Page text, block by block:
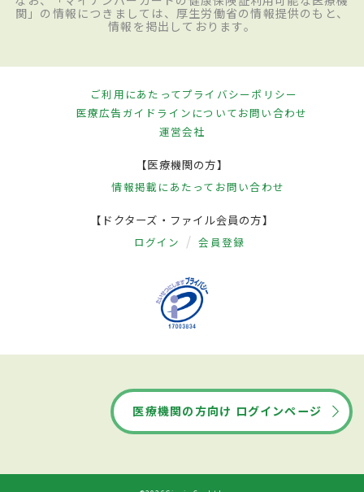
関」の情報につきましては、厚生労働省の情報提供のもと、
情報を掲出しております。
ご利用にあたってプライバシーポリシー
医療広告ガイドラインについてお問い合わせ
運営会社
【医療機関の方】
情報掲載にあたって お問い合わせ
【ドクターズ・ファイル会員の方】
ログイン 会員登録
医療機関の方向け ログインページ